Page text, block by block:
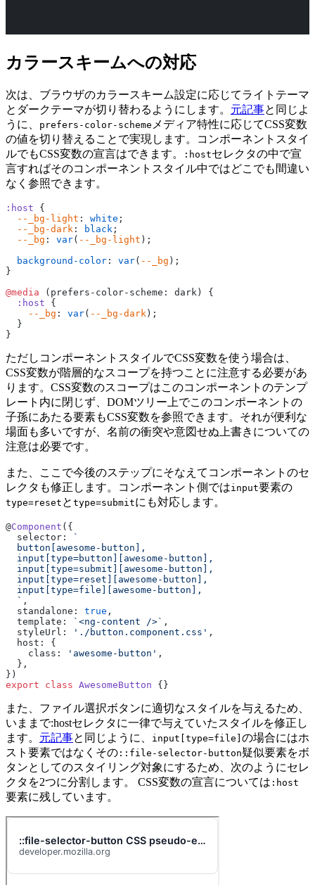
カラースキームへの対応
次は、ブラウザのカラースキーム設定に応じてライトテーマ
とダークテーマが切り替わるようにします。 元記事と同じよ
うに、
prefers-color-scheme メディア特性に応じてCSS変数
の値を切り替えることで実現します。コンポーネントスタイ
ルでもCSS変数の宣言はできます。
:hostセレクタの中で宣
言すればそのコンポーネントスタイル中ではどこでも間違い
なく参照できます。
:host {
  --_bg-light
: white ;
  --_bg-dark
: black ;
  --_bg
: var( --_bg-light );
  background-color
: var( --_bg );
}
@media (prefers-color-scheme: dark) {
  :host
{
    --_bg
: var( --_bg-dark );
  }
}
ただしコンポーネントスタイルでCSS変数を使う場合は、
CSS変数が階層的なスコープを持つことに注意する必要があ
ります。CSS変数のスコープはこのコンポーネントのテンプ
レート内に閉じず、DOMツリー上でこのコンポーネントの
子孫にあたる要素もCSS変数を参照できます。それが便利な
場面も多いですが、名前の衝突や意図せぬ上書きについての
注意は必要です。
また、ここで今後のステップにそなえてコンポーネントのセ
レクタも修正します。コンポーネント側ではinput要素の
type=reset と type=submitにも対応します。
@Component ({
  selector:
`
  button[awesome-button],
  input[type=button][awesome-button],
  input[type=submit][awesome-button],
  input[type=reset][awesome-button],
  input[type=file][awesome-button],
  `
,
  standalone:
true ,
  template:
`<ng-content />` ,
  styleUrl:
'./button.component.css' ,
  host: {
    class:
'awesome-button' ,
  },
})
export class AwesomeButton {}
また、ファイル選択ボタンに適切なスタイルを与えるため、
いままで:hostセレクタに一律で与えていたスタイルを修正し
ます。 元記事と同じように、 input[type=file] の場合にはホ
スト要素ではなくその ::file-selector-button疑似要素をボ
タンとしてのスタイリング対象にするため、次のようにセレ
クタを2つに分割します。 CSS変数の宣言については :host
要素に残しています。